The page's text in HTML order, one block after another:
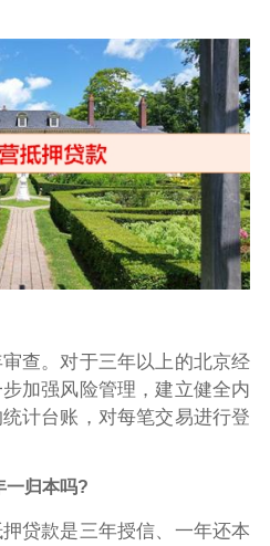
查。对于三年以上的北京经
加强风险管理，建立健全内
计台账，对每笔交易进行登
一归本吗?
贷款是三年授信、一年还本